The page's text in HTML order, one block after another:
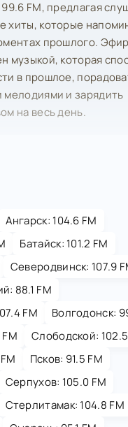
FM, предлагая
хиты, которые
прошлого. Эфир
музыкой, которая
в прошлое,
мелодиями и зарядить
на весь день.
Ангарск: 104.6 FM
Батайск: 101.2 FM
Северодвинск: 107.9
88.1 FM
FM
Волгодонск:
Слободской:
Псков: 91.5 FM
Серпухов: 105.0 FM
Стерлитамак: 104.8 FM